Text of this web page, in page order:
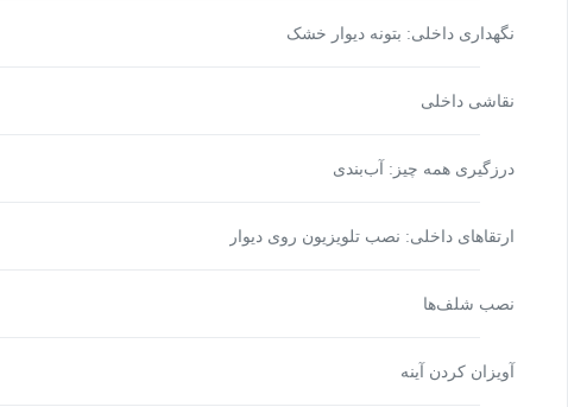
نگهداری داخلی: بتونه دیوار خشک
نقاشی داخلی
درزگیری همه چیز: آب‌بندی
ارتقاهای داخلی: نصب تلویزیون روی دیوار
نصب شلف‌ها
آویزان کردن آینه